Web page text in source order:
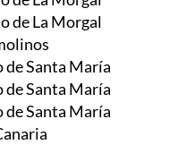
de La Morgal
de Santa María
de Santa María
de Santa María